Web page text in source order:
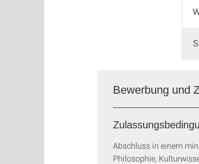
Bewerbung und
Abschluss in einem
Philosophie,